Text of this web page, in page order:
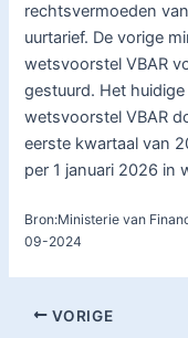
rechtsvermoeden
uurtarief. De vorige
wetsvoorstel VBAR
gestuurd. Het
wetsvoorstel VBAR
eerste kwartaal van
per 1 januari 2026 in
Bron:Ministerie van
09-2024
VORIGE